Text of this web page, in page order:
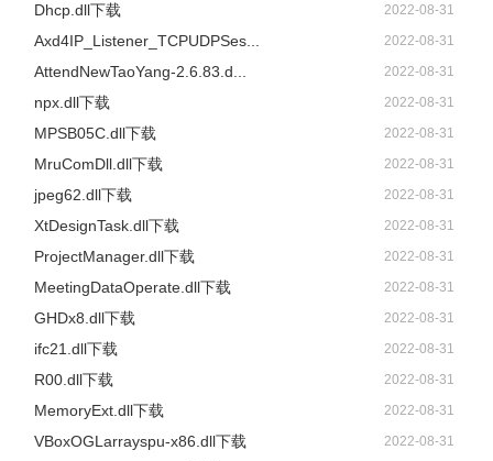
Dhcp.dll下载 2022-08-31
Axd4IP_Listener_TCPUDPSes... 2022-08-31
AttendNewTaoYang-2.6.83.d... 2022-08-31
npx.dll下载 2022-08-31
MPSB05C.dll下载 2022-08-31
MruComDll.dll下载 2022-08-31
jpeg62.dll下载 2022-08-31
XtDesignTask.dll下载 2022-08-31
ProjectManager.dll下载 2022-08-31
MeetingDataOperate.dll下载 2022-08-31
GHDx8.dll下载 2022-08-31
ifc21.dll下载 2022-08-31
R00.dll下载 2022-08-31
MemoryExt.dll下载 2022-08-31
VBoxOGLarrayspu-x86.dll下载 2022-08-31